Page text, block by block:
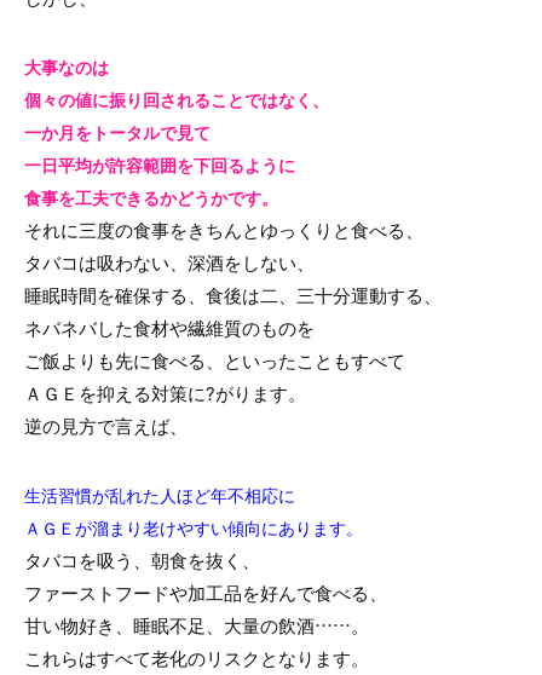
大事なのは
個々の値に振り回されることではなく、
一か月をトータルで見て
一日平均が許容範囲を下回るように
食事を工夫できるかどうかです。
それに三度の食事をきちんとゆっくりと食べる、
タバコは吸わない、深酒をしない、
睡眠時間を確保する、食後は二、三十分運動する、
ネバネバした食材や繊維質のものを
ご飯よりも先に食べる、といったこともすべて
ＡＧＥを抑える対策に?がります。
逆の見方で言えば、
生活習慣が乱れた人ほど年不相応に
ＡＧＥが溜まり老けやすい傾向にあります。
タバコを吸う、朝食を抜く、
ファーストフードや加工品を好んで食べる、
甘い物好き、睡眠不足、大量の飲酒……。
これらはすべて老化のリスクとなります。